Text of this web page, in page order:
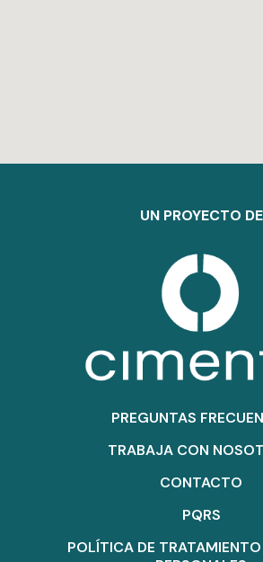
UN PROYECTO DE
PREGUNTAS
TRABAJA CON
CONTACTO
PQRS
POLÍTICA DE